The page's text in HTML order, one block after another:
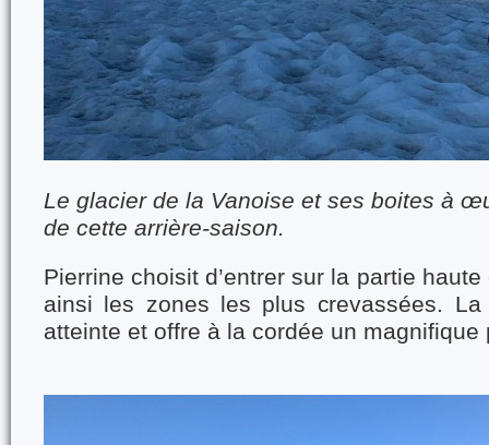
Le glacier de la Vanoise et ses boites à
de cette arrière-saison.
Pierrine choisit d’entrer sur la partie
ainsi les zones les plus crevassées.
atteinte et offre à la cordée un magnifique